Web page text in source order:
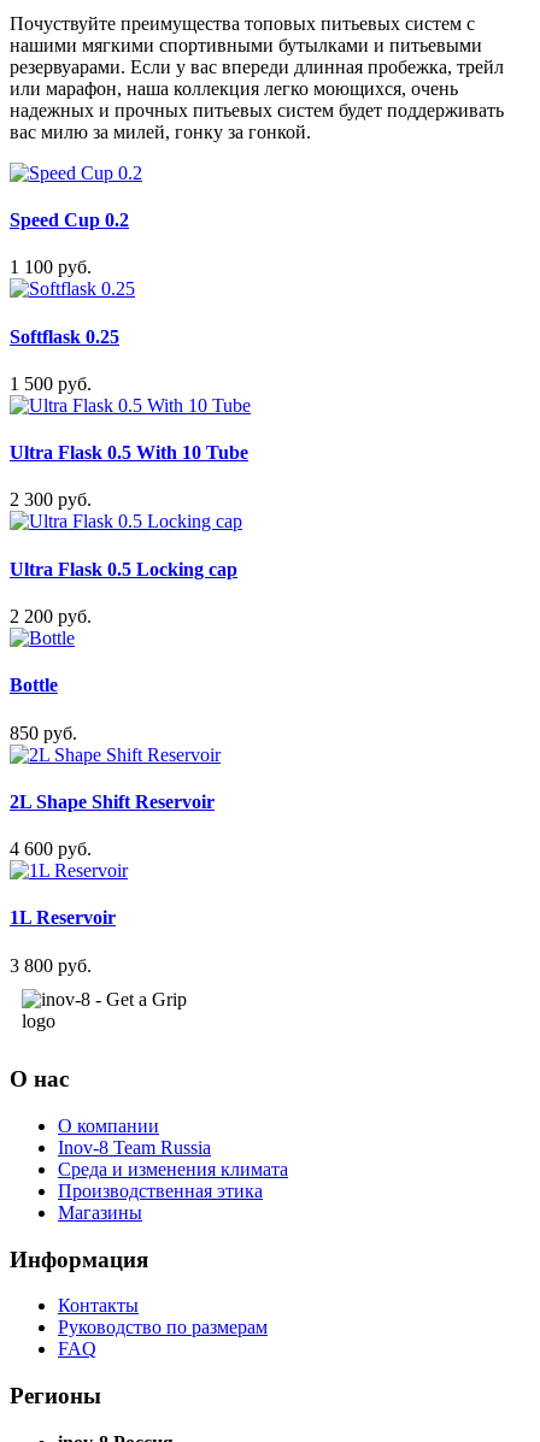
Почуствуйте преимущества топовых питьевых систем с
нашими мягкими спортивными бутылками и питьевыми
резервуарами. Если у вас впереди длинная пробежка, трейл
или марафон, наша коллекция легко моющихся, очень
надежных и прочных питьевых систем будет поддерживать
вас милю за милей, гонку за гонкой.
Speed Cup 0.2
1 100 руб.
Softflask 0.25
1 500 руб.
Ultra Flask 0.5 With 10 Tube
2 300 руб.
Ultra Flask 0.5 Locking cap
2 200 руб.
Bottle
850 руб.
2L Shape Shift Reservoir
4 600 руб.
1L Reservoir
3 800 руб.
О нас
О компании
Inov-8 Team Russia
Среда и изменения климата
Производственная этика
Магазины
Информация
Контакты
Руководство по размерам
FAQ
Регионы